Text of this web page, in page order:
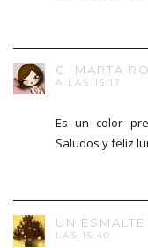
C. MARTA
A LAS 15:17
Es un color
Saludos y feliz
UN
LAS 15:40